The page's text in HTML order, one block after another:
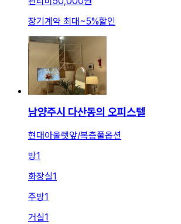
장기계약 최대~5%할인
남양주시 다산동의 오피스텔
현대아울렛앞/복층풀옵션
방1
화장실1
주방1
거실1